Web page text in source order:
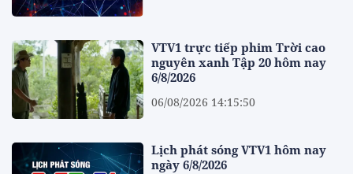
VTV1 trực tiếp phim Trời cao
nguyên xanh Tập 20 hôm nay
6/8/2026
06/08/2026 14:15:50
Lịch phát sóng VTV1 hôm nay
ngày 6/8/2026